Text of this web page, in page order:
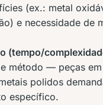
(ex.: metal
e necessidade de
(tempo/
método — peças
polidos
específico.